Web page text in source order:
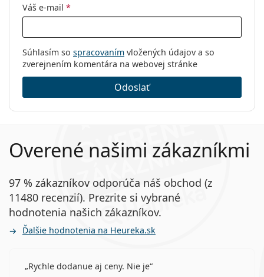
Váš e-mail *
Súhlasím so spracovaním vložených údajov a so
zverejnením komentára na webovej stránke
Odoslať
Overené našimi zákazníkmi
97 % zákazníkov odporúča náš obchod (z
11480 recenzií). Prezrite si vybrané
hodnotenia našich zákazníkov.
Ďalšie hodnotenia na Heureka.sk
Rychle dodanue aj ceny. Nie je